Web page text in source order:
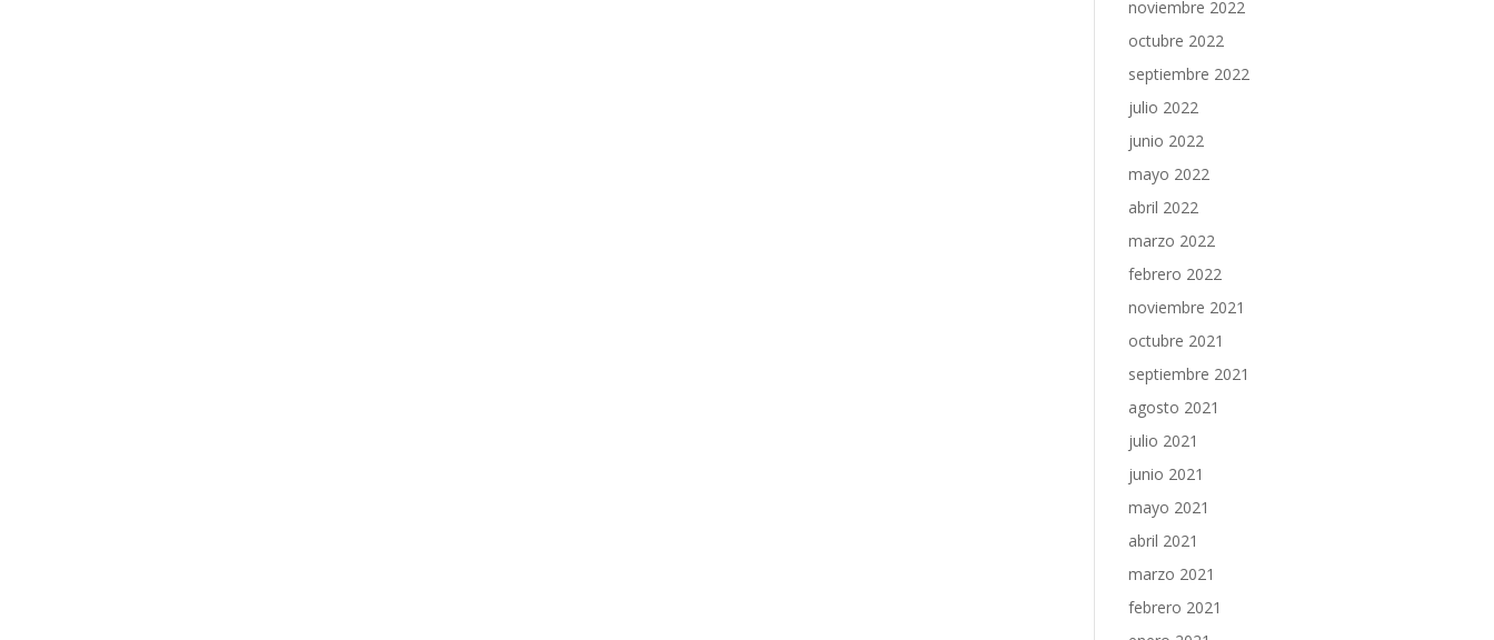
noviembre 2022
octubre 2022
septiembre 2022
julio 2022
junio 2022
mayo 2022
abril 2022
marzo 2022
febrero 2022
noviembre 2021
octubre 2021
septiembre 2021
agosto 2021
julio 2021
junio 2021
mayo 2021
abril 2021
marzo 2021
febrero 2021